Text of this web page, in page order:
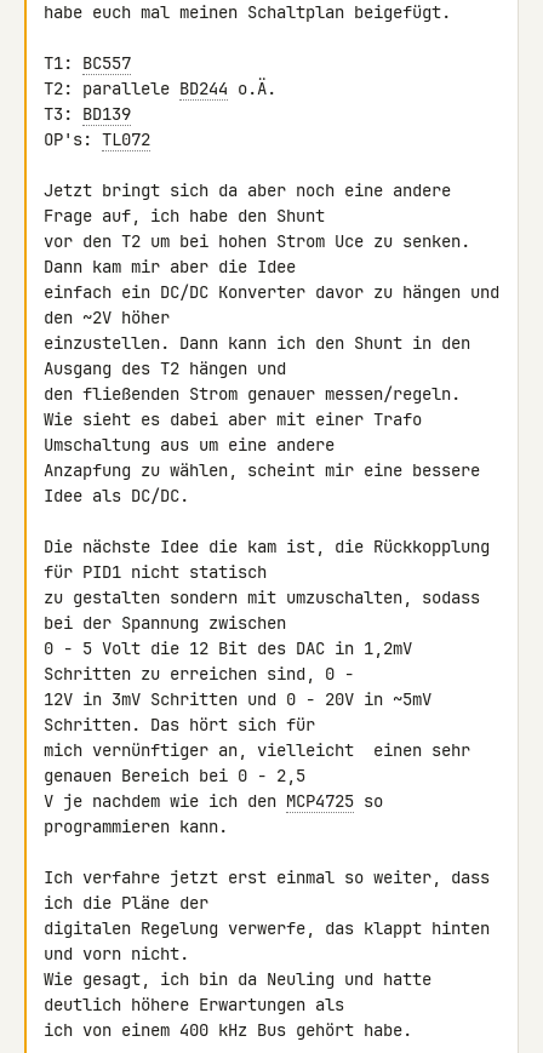
habe euch mal meinen Schaltplan beigefügt.
T1: BC557
T2: parallele BD244 o.Ä.
T3: BD139
OP's: TL072
Jetzt bringt sich da aber noch eine andere
Frage auf, ich habe den Shunt
vor den T2 um bei hohen Strom Uce zu senken.
Dann kam mir aber die Idee
einfach ein DC/DC Konverter davor zu hängen und
den ~2V höher
einzustellen. Dann kann ich den Shunt in den
Ausgang des T2 hängen und
den fließenden Strom genauer messen/regeln.
Wie sieht es dabei aber mit einer Trafo
Umschaltung aus um eine andere
Anzapfung zu wählen, scheint mir eine bessere
Idee als DC/DC.
Die nächste Idee die kam ist, die Rückkopplung
für PID1 nicht statisch
zu gestalten sondern mit umzuschalten, sodass
bei der Spannung zwischen
0 - 5 Volt die 12 Bit des DAC in 1,2mV
Schritten zu erreichen sind, 0 -
12V in 3mV Schritten und 0 - 20V in ~5mV
Schritten. Das hört sich für
mich vernünftiger an, vielleicht  einen sehr
genauen Bereich bei 0 - 2,5
V je nachdem wie ich den MCP4725 so
programmieren kann.
Ich verfahre jetzt erst einmal so weiter, dass
ich die Pläne der
digitalen Regelung verwerfe, das klappt hinten
und vorn nicht.
Wie gesagt, ich bin da Neuling und hatte
deutlich höhere Erwartungen als
ich von einem 400 kHz Bus gehört habe.